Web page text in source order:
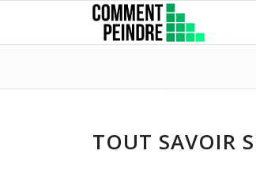
TOUT SAVOIR